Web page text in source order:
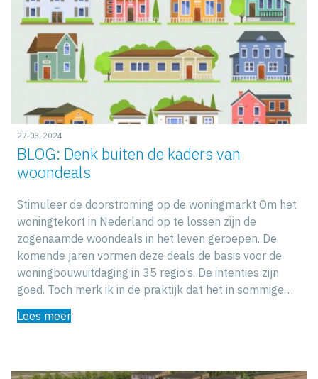
27-03-2024
BLOG: Denk buiten de kaders van
woondeals
Stimuleer de doorstroming op de woningmarkt Om het
woningtekort in Nederland op te lossen zijn de
zogenaamde woondeals in het leven geroepen. De
komende jaren vormen deze deals de basis voor de
woningbouwuitdaging in 35 regio’s. De intenties zijn
goed. Toch merk ik in de praktijk dat het in sommige…
Lees meer